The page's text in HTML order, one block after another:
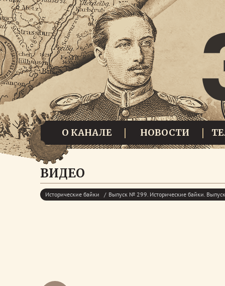
О КАНАЛЕ НОВОСТИ
ВИДЕО
Исторические байки Выпуск № 299. Исторические байки.